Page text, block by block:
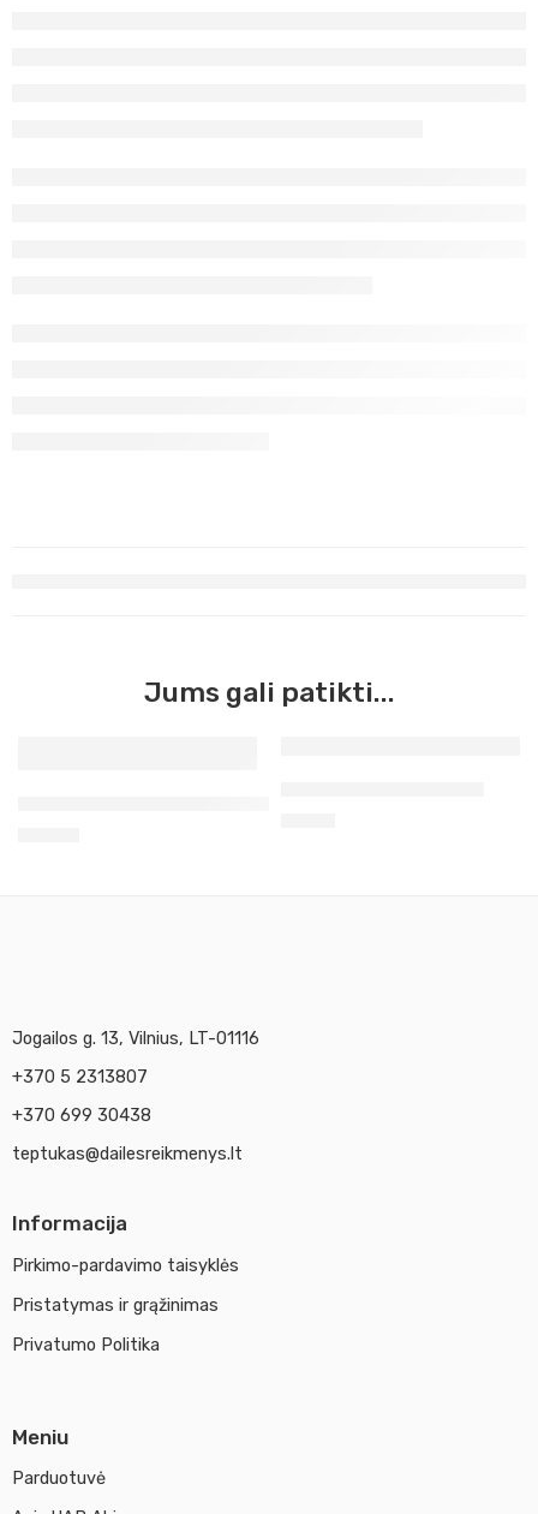
Jums gali patikti...
Jogailos g. 13, Vilnius, LT-01116
+370 5 2313807
+370 699 30438
teptukas@dailesreikmenys.lt
Informacija
Pirkimo-pardavimo taisyklės
Pristatymas ir grąžinimas
Privatumo Politika
Meniu
Parduotuvė